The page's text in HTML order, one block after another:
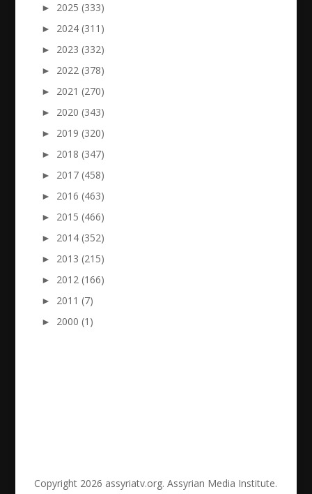
►
2025 (333)
►
2024 (311)
►
2023 (332)
►
2022 (378)
►
2021 (270)
►
2020 (343)
►
2019 (320)
►
2018 (347)
►
2017 (458)
►
2016 (463)
►
2015 (466)
►
2014 (352)
►
2013 (215)
►
2012 (166)
►
2011 (7)
►
2000 (1)
Copyright 2026 assyriatv.org. Assyrian Media Institute.